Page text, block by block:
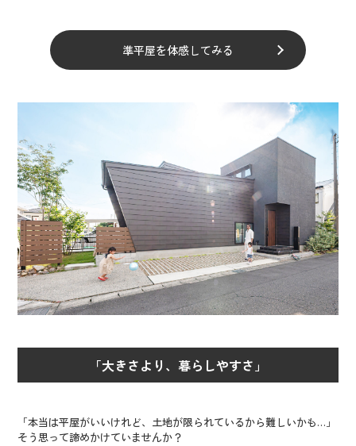
準平屋を体感してみる
「大きさより、暮らしやすさ」
「本当は平屋がいいけれど、土地が限られているから難しいかも…」
そう思って諦めかけていませんか？